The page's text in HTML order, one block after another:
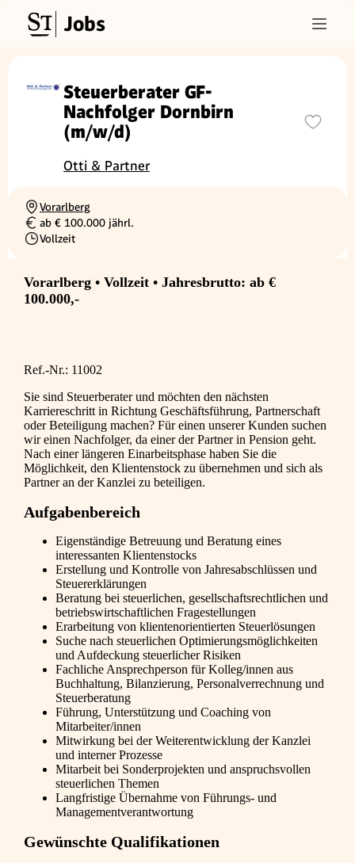
Jobs
Steuerberater GF-
Nachfolger Dornbirn
(m/w/d)
Otti & Partner
Ortschaft
Vorarlberg
Gehalt
ab € 100.000 jährl.
Beschäftigungsart
Vollzeit
Vorarlberg • Vollzeit • Jahresbrutto: ab €
100.000,-
Ref.-Nr.: 11002
Sie sind Steuerberater und möchten den nächsten
Karriereschritt in Richtung Geschäftsführung, Partnerschaft
oder Beteiligung machen? Für einen unserer Kunden suchen
wir einen Nachfolger, da einer der Partner in Pension geht.
Nach einer längeren Einarbeitsphase haben Sie die
Möglichkeit, den Klientenstock zu übernehmen und sich als
Partner an der Kanzlei zu beteiligen.
Aufgabenbereich
Eigenständige Betreuung und Beratung eines
interessanten Klientenstocks
Erstellung und Kontrolle von Jahresabschlüssen und
Steuererklärungen
Beratung bei steuerlichen, gesellschaftsrechtlichen und
betriebswirtschaftlichen Fragestellungen
Erarbeitung von klientenorientierten Steuerlösungen
Suche nach steuerlichen Optimierungsmöglichkeiten
und Aufdeckung steuerlicher Risiken
Fachliche Ansprechperson für Kolleg/innen aus
Buchhaltung, Bilanzierung, Personalverrechnung und
Steuerberatung
Führung, Unterstützung und Coaching von
Mitarbeiter/innen
Mitwirkung bei der Weiterentwicklung der Kanzlei
und interner Prozesse
Mitarbeit bei Sonderprojekten und anspruchsvollen
steuerlichen Themen
Langfristige Übernahme von Führungs- und
Managementverantwortung
Gewünschte Qualifikationen